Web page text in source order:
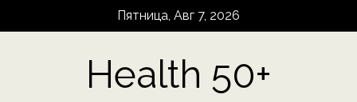
Пятница, Авг 7, 2026
Health 50+